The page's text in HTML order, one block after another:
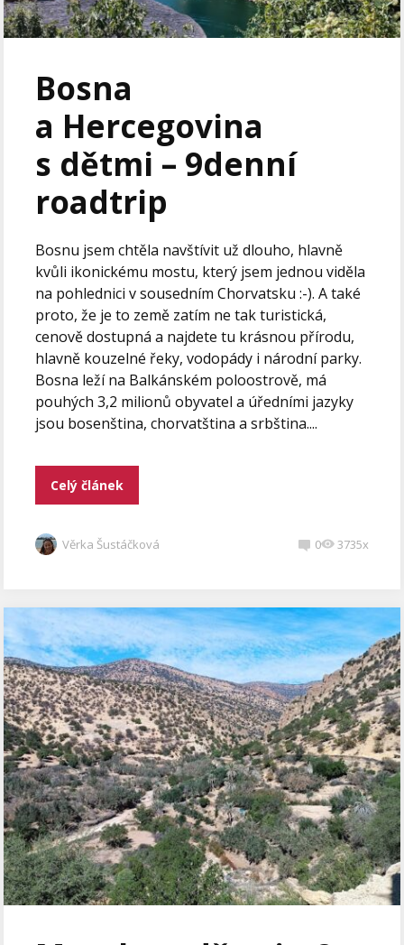
Bosna
a Hercegovina
s dětmi – 9denní
roadtrip
Bosnu jsem chtěla navštívit už dlouho, hlavně
kvůli ikonickému mostu, který jsem jednou viděla
na pohlednici v sousedním Chorvatsku :-). A také
proto, že je to země zatím ne tak turistická,
cenově dostupná a najdete tu krásnou přírodu,
hlavně kouzelné řeky, vodopády i národní parky.
Bosna leží na Balkánském poloostrově, má
pouhých 3,2 milionů obyvatel a úředními jazyky
jsou bosenština, chorvatština a srbština....
Celý článek
Věrka Šustáčková 0 3735x